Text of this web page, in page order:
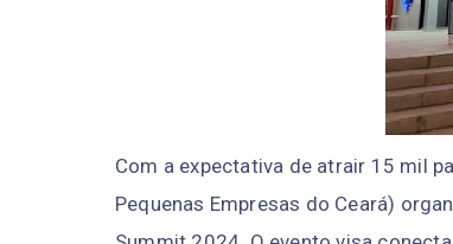
Com a expectativa de atrair 15 mil
Pequenas Empresas do Ceará)